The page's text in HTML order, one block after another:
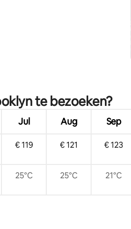
van 4,87 op 5, 46 recensies
te bezoeken?
Jul Aug Sep
€ 119 € 121 € 123
25°C 25°C 21°C